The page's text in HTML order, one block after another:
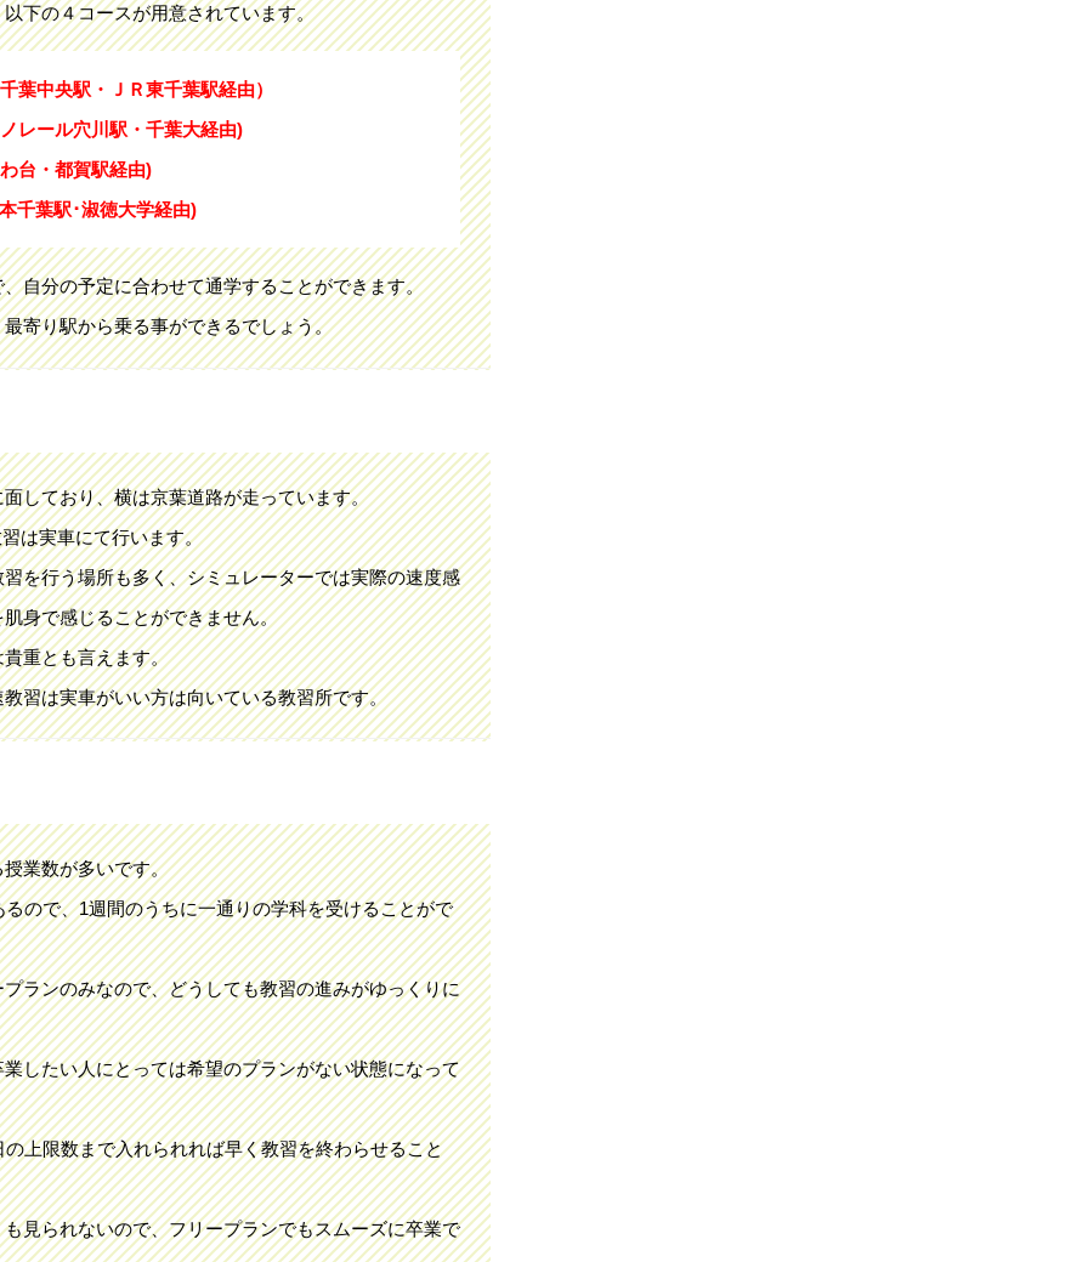
下の４コースが用意されています。
葉中央駅・ＪＲ東千葉駅経由）
レール穴川駅・千葉大経由)
台・都賀駅経由)
千葉駅･淑徳大学経由)
自分の予定に合わせて通学することができます。
寄り駅から乗る事ができるでしょう。
しており、横は京葉道路が走っています。
は実車にて行います。
を行う場所も多く、シミュレーターでは実際の速度感
身で感じることができません。
重とも言えます。
習は実車がいい方は向いている教習所です。
業数が多いです。
ので、1週間のうちに一通りの学科を受けることがで
ランのみなので、どうしても教習の進みがゆっくりに
したい人にとっては希望のプランがない状態になって
上限数まで入れられれば早く教習を終わらせること
見られないので、フリープランでもスムーズに卒業で